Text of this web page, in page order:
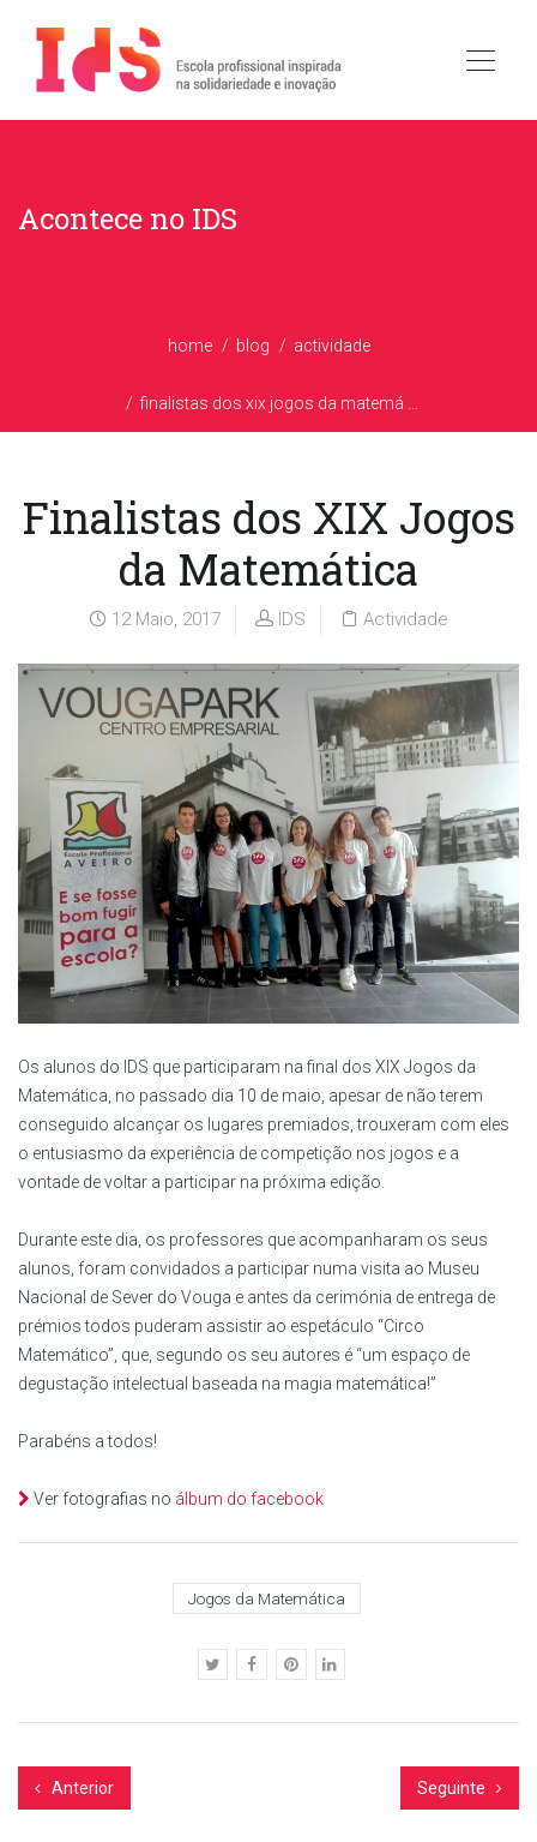
Acontece no IDS
home blog actividade
finalistas dos xix jogos da matemá ...
Finalistas dos XIX Jogos
da Matemática
12 Maio, 2017 IDS Actividade
Os alunos do IDS que participaram na final dos XIX Jogos da
Matemática, no passado dia 10 de maio, apesar de não terem
conseguido alcançar os lugares premiados, trouxeram com eles
o entusiasmo da experiência de competição nos jogos e a
vontade de voltar a participar na próxima edição.
Durante este dia, os professores que acompanharam os seus
alunos, foram convidados a participar numa visita ao Museu
Nacional de Sever do Vouga e antes da cerimónia de entrega de
prémios todos puderam assistir ao espetáculo “Circo
Matemático”, que, segundo os seu autores é “um espaço de
degustação intelectual baseada na magia matemática!”
Parabéns a todos!
Ver fotografias no álbum do facebook
Jogos da Matemática
Anterior Seguinte